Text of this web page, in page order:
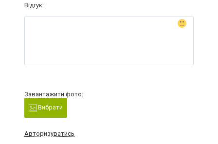
Відгук:
Завантажити фото:
Вибрати
Авторизуватись